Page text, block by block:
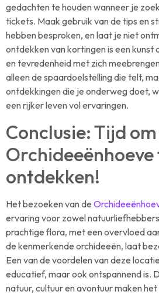
gedachten te houden wanneer je
tickets. Maak gebruik van de tips en
hebben besproken, en laat je niet
ontdekken van kortingen is een kunst
en tevredenheid met zich
alleen de spaardoelstelling die telt,
ontdekkingen die je onderweg doet,
een rijker leven vol ervaringen.
Conclusie: Tijd
Orchideeënhoeve
ontdekken!
Het bezoeken van de
ervaring voor zowel
prachtige flora, met een overvloed
de kenmerkende orchideeën, laat
Een van de voordelen van deze
educatief, maar ook ontspannend is.
natuur, cultuur en avontuur maken